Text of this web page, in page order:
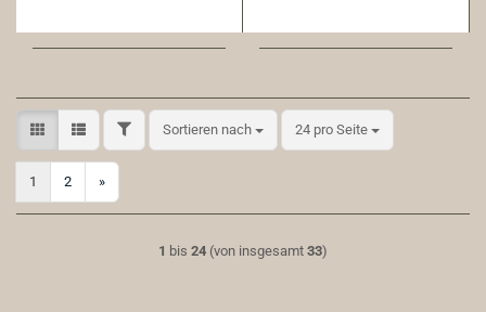
FILTERSortieren nach
Sortieren nach 24 pro Seite
pro Seite
1 2 »
1 bis 24 (von insgesamt 33)